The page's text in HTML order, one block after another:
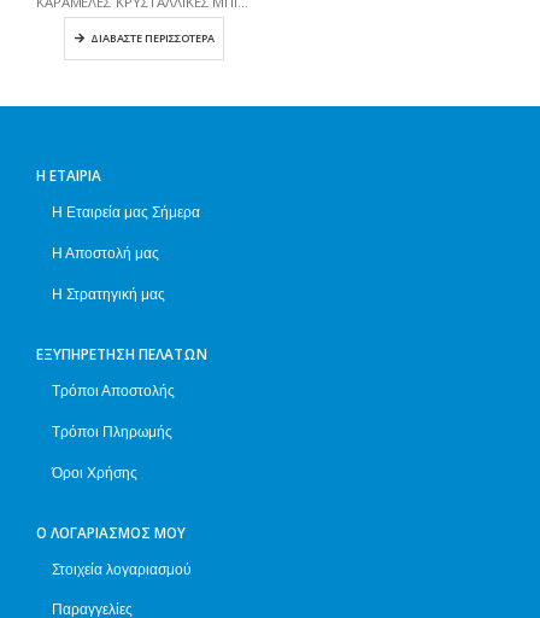
ΔΙΑΒΆΣΤΕ ΠΕΡΙΣΣΌΤΕΡΑ
Η ΕΤΑΙΡΊΑ
Η Εταιρεία μας Σήμερα
Η Αποστολή μας
Η Στρατηγική μας
ΕΞΥΠΗΡΈΤΗΣΗ ΠΕΛΑΤΏΝ
Τρόποι Αποστολής
Τρόποι Πληρωμής
Όροι Χρήσης
Ο ΛΟΓΑΡΙΑΣΜΌΣ ΜΟΥ
Στοιχεία λογαριασμού
Παραγγελίες